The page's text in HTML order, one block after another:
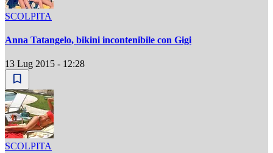
SCOLPITA
Anna Tatangelo, bikini incontenibile con Gigi
13 Lug 2015 - 12:28
SCOLPITA